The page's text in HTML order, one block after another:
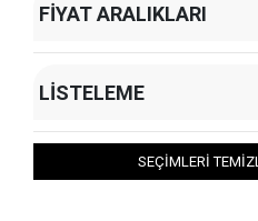
FIYAT ARALIKLARI
LISTELEME
SEÇİMLERİ